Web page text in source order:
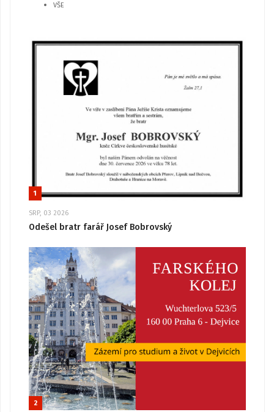
VŠE
1
SRP, 03 2026
Odešel bratr farář Josef Bobrovský
2